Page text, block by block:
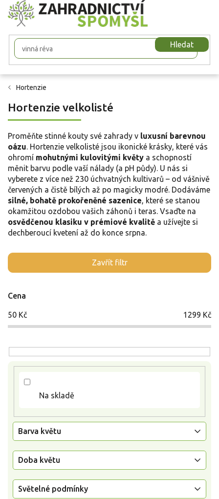
Přejít
na
obsah
Hledat
Hortenzie
Hortenzie velkolisté
Proměňte stinné kouty své zahrady v luxusní barevnou
oázu . Hortenzie velkolisté jsou ikonické krásky, které vás
ohromí mohutnými kulovitými květy a schopností
měnit barvu podle vaší nálady (a pH půdy). U nás si
vyberete z více než 230 úchvatných kultivarů – od vášnivě
červených a čistě bílých až po magicky modré. Dodáváme
silné, bohatě prokořeněné sazenice , které se stanou
okamžitou ozdobou vašich záhonů i teras. Vsaďte na
osvědčenou klasiku v prémiové kvalitě a užívejte si
dechberoucí kvetení až do konce srpna.
Zavřít filtr
Cena
50 Kč 1299 Kč
Na skladě
Barva květu
Doba květu
Světelné podmínky
V
ý
s
p
u